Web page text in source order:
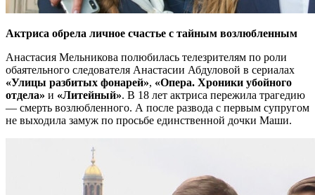
Актриса обрела личное счастье с тайным возлюбленным
Анастасия Мельникова полюбилась телезрителям по роли
обаятельного следователя Анастасии Абдуловой в сериалах
«Улицы разбитых фонарей», «Опера. Хроники убойного
отдела» и «Литейный». В 18 лет актриса пережила трагедию
— смерть возлюбленного. А после развода с первым супругом
не выходила замуж по просьбе единственной дочки Маши.